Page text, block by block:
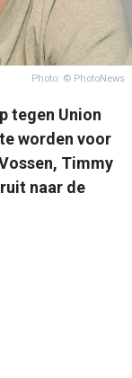
Photo: © PhotoNews
tegen Union
worden voor
Timmy
naar de